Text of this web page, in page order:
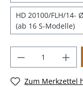
HD 20100/FLH/14-
(ab 16 S-Modelle)
Zum Merkzettel